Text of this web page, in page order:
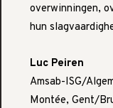
overwinningen,
hun
Luc Peiren
Amsab-ISG/
Montée, Gent/